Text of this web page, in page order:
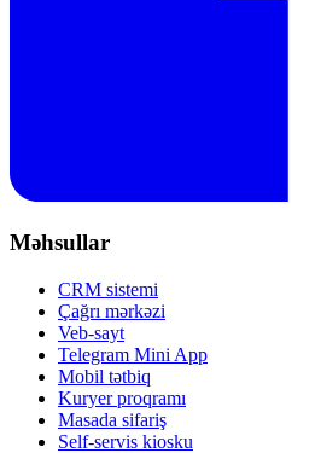
Məhsullar
CRM sistemi
Çağrı mərkəzi
Veb-sayt
Telegram Mini App
Mobil tətbiq
Kuryer proqramı
Masada sifariş
Self-servis kiosku